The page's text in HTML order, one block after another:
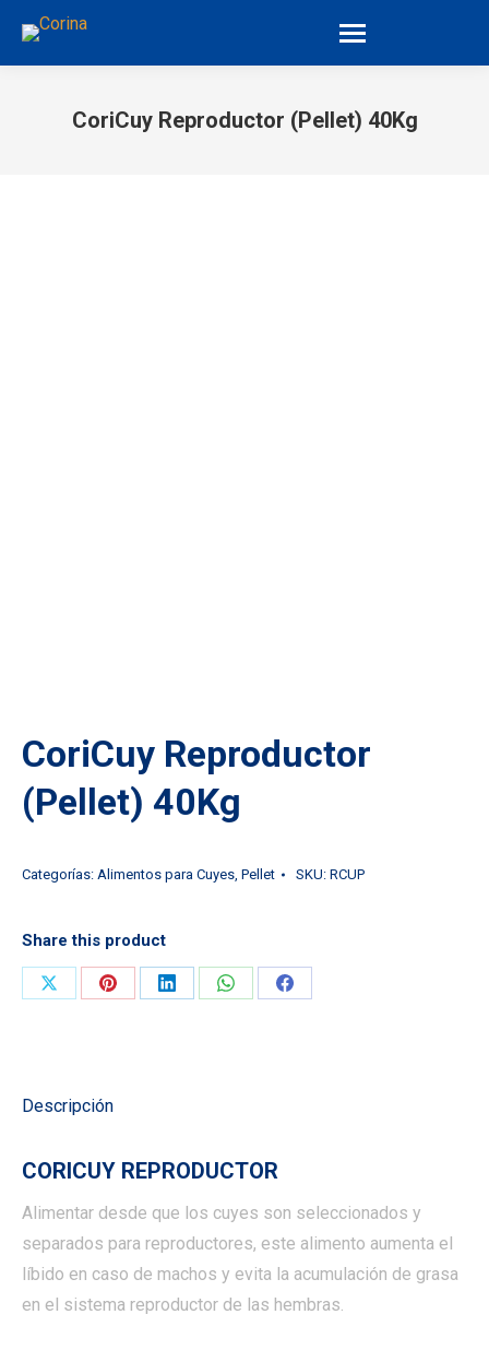
CoriCuy Reproductor (Pellet) 40Kg
CoriCuy Reproductor
(Pellet) 40Kg
Categorías: Alimentos para Cuyes, Pellet SKU: RCUP
Share this product
CompartirCompartirCompartirCompartirCompartir
Descripción
CORICUY REPRODUCTOR
Alimentar desde que los cuyes son seleccionados y
separados para reproductores, este alimento aumenta el
líbido en caso de machos y evita la acumulación de grasa
en el sistema reproductor de las hembras.